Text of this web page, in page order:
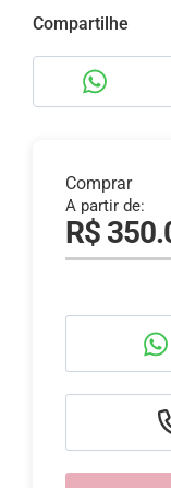
Compartilhe
Comprar
A partir de:
R$